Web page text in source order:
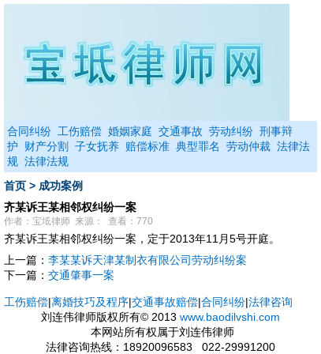
合同纠纷 工伤赔偿 婚姻家庭 交通事故 劳动纠纷 刑事辩
护
财产分割 子女抚养 赔偿标准 典型罪名 劳动仲裁 法律法
规 法律法规
首页 > 成功案例
齐某诉王某相邻权纠纷一案
作者：宝坻律师 来源： 查看：770
齐某诉王某相邻权纠纷一案，定于2013年11月5号开庭。
上一篇： 李某某诉天津某制衣有限公司劳动纠纷案
下一篇： 交通肇事一案
工伤赔偿|离婚技巧及程序|交通事故赔偿|合同纠纷|法律咨询
刘连伟律师版权所有© 2013 www.baodilvshi.com
本网站所有权属于刘连伟律师
法律咨询热线：18920096583 022-29991200